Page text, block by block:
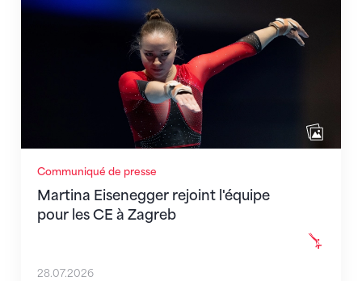
Communiqué de presse
Martina Eisenegger rejoint l'équipe
pour les CE à Zagreb
28.07.2026